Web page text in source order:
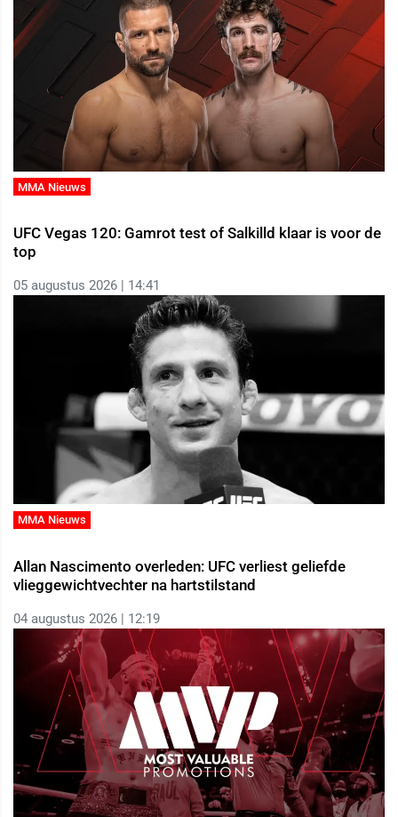
MMA Nieuws
UFC Vegas 120: Gamrot test of Salkilld klaar is voor de
top
05 augustus 2026 | 14:41
MMA Nieuws
Allan Nascimento overleden: UFC verliest geliefde
vlieggewichtvechter na hartstilstand
04 augustus 2026 | 12:19